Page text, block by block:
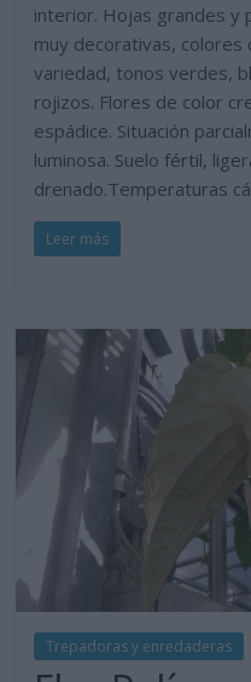
interior. Hojas grandes y
muy decorativas,
variedad, tonos verdes,
rojizos. Flores de color
espádice. Situación
luminosa. Suelo fértil,
drenado.Temperaturas
Leer más
Trepadoras y enredaderas